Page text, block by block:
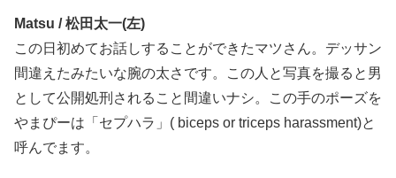
Matsu / 松田太一(左)
この日初めてお話しすることができたマツさん。デッサン
間違えたみたいな腕の太さです。この人と写真を撮ると男
として公開処刑されること間違いナシ。この手のポーズを
やまぴーは「セプハラ」( biceps or triceps harassment)と
呼んでます。